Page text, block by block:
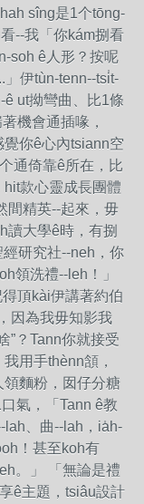
sîng是1个tōng-
--我「你kám捌看
soh ê人形？按呢
伊tùn-tenn--tsi̍t-
ut拗彎曲、比1條
機會通插喙，
覺你ê心內tsiann空
通倚靠ê所在，比
款心靈成長團體
間精英--起來，毋
讀大學ê時，有捌
研究社--neh，你
領洗禮--leh！」
頂kài伊講著約伯
因為我毋知影我
”？Tann你就接受
用手thènn頷，
麵粉，囡仔分糖
氣，「Tann ê教
lah、曲--lah，ia̍h-
！甚至koh有
。」 「無論是禮
ê主題，tsiâu設計